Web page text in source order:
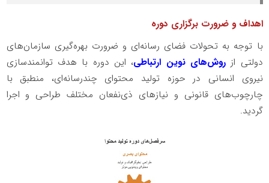
اهداف و ضرورت برگزاری دوره
با توجه به تحولات فضای رسانه‌ای و ضرورت بهره‌گیری سازمان‌های
دولتی ازروش‌های نوین ارتباطی، این دوره با هدف توانمندسازی
نیروی انسانی در حوزه تولید محتوای چندرسانه‌ای، منطبق با
چارچوب‌های قانونی و نیازهای ذی‌نفعان مختلف طراحی و اجرا
گردید.